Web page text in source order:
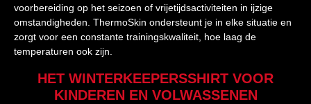
voorbereiding op het seizoen of vrijetijdsactiviteiten in ijzige
omstandigheden. ThermoSkin ondersteunt je in elke situatie en
zorgt voor een constante trainingskwaliteit, hoe laag de
temperaturen ook zijn.
HET WINTERKEEPERSSHIRT VOOR
KINDEREN EN VOLWASSENEN